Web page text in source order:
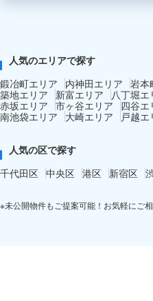
人気のエリアで探す
鍛冶町エリア
内神田エリア 岩本
築地エリア
新富エリア 八丁堀エ
赤坂エリア 市ヶ谷エリア 四谷エ
南池袋エリア
大崎エリア 戸越エ
人気の区で探す
千代田区 中央区 港区 新宿区
※未公開物件もご提案可能！お気軽にご